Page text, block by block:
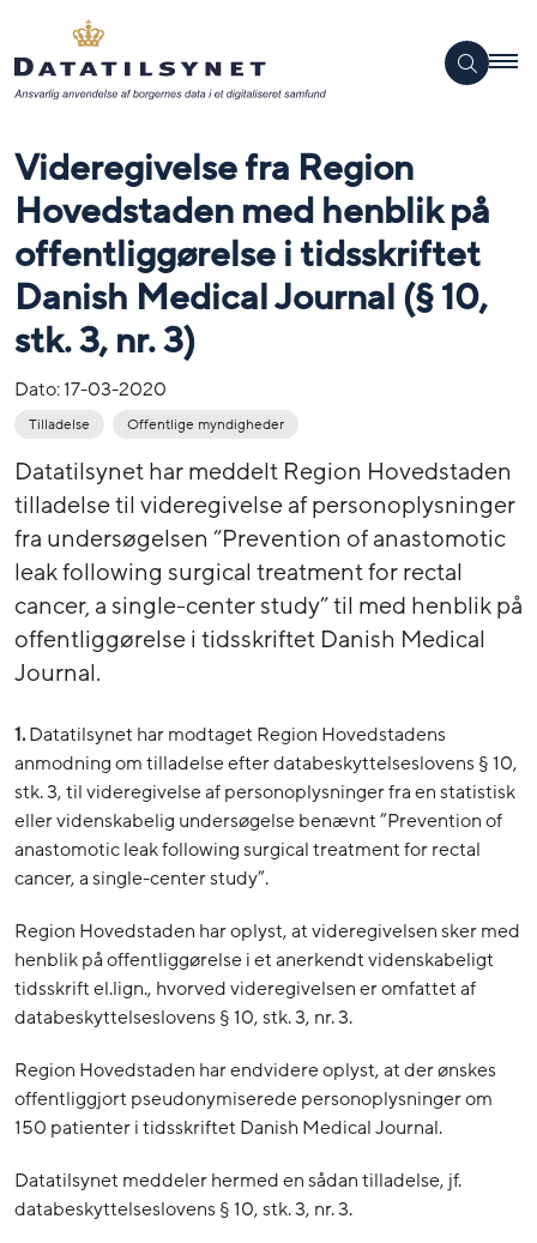
Videregivelse fra Region
Hovedstaden med henblik på
offentliggørelse i tidsskriftet
Danish Medical Journal (§ 10,
stk. 3, nr. 3)
Dato:17-03-2020
Tilladelse Offentlige myndigheder
Datatilsynet har meddelt Region Hovedstaden
tilladelse til videregivelse af personoplysninger
fra undersøgelsen ”Prevention of anastomotic
leak following surgical treatment for rectal
cancer, a single-center study” til med henblik på
offentliggørelse i tidsskriftet Danish Medical
Journal.
1.Datatilsynet har modtaget Region Hovedstadens
anmodning om tilladelse efter databeskyttelseslovens § 10,
stk. 3, til videregivelse af personoplysninger fra en statistisk
eller videnskabelig undersøgelse benævnt ”Prevention of
anastomotic leak following surgical treatment for rectal
cancer, a single-center study”.
Region Hovedstaden har oplyst, at videregivelsen sker med
henblik på offentliggørelse i et anerkendt videnskabeligt
tidsskrift el.lign., hvorved videregivelsen er omfattet af
databeskyttelseslovens § 10, stk. 3, nr. 3.
Region Hovedstaden har endvidere oplyst, at der ønskes
offentliggjort pseudonymiserede personoplysninger om
150 patienter i tidsskriftet Danish Medical Journal.
Datatilsynet meddeler hermed en sådan tilladelse, jf.
databeskyttelseslovens § 10, stk. 3, nr. 3.